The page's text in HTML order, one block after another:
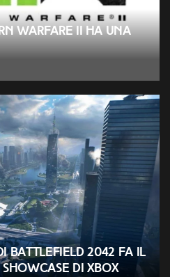
Warfare II ha una
Battlefield 2042 fa il
di Xbox